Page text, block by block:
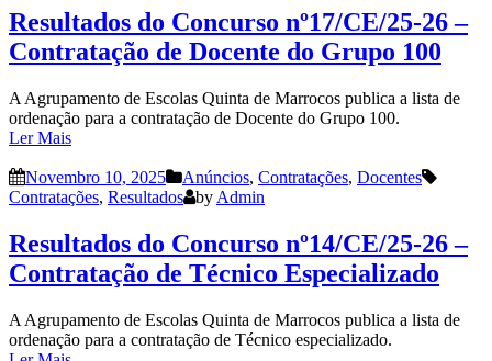
Resultados do Concurso nº17/CE/25-26 –
Contratação de Docente do Grupo 100
A Agrupamento de Escolas Quinta de Marrocos publica a lista de
ordenação para a contratação de Docente do Grupo 100.
Ler Mais
Novembro 10, 2025 Anúncios, Contratações, Docentes
Contratações, Resultados by Admin
Resultados do Concurso nº14/CE/25-26 –
Contratação de Técnico Especializado
A Agrupamento de Escolas Quinta de Marrocos publica a lista de
ordenação para a contratação de Técnico especializado.